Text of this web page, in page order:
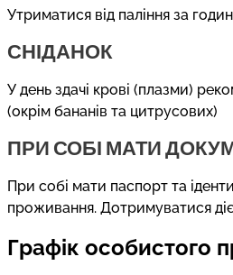
Утриматися від паління за
СНІДАНОК
У день здачі крові (плазми)
(окрім бананів та цитрусових)
ПРИ СОБІ МАТИ
При собі мати паспорт та
проживання. Дотримуватися
Графік особистого